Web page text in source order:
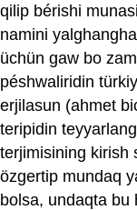
qilip bérishi
namini
üchün gaw bo
péshwaliridin
erjilasun (ahmet
teripidin
terjimisining kirish
özgertip mundaq
bolsa, undaqta bu